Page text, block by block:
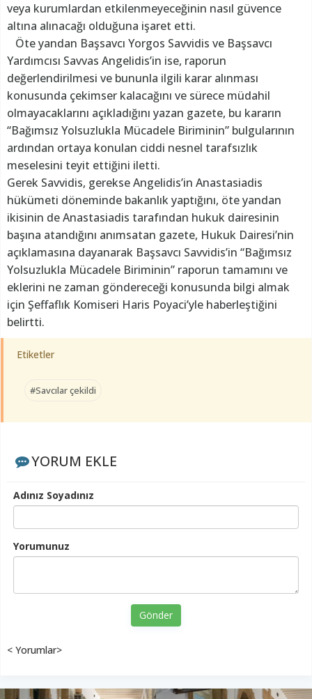
veya kurumlardan etkilenmeyeceğinin nasıl güvence
altına alınacağı olduğuna işaret etti.
Öte yandan Başsavcı Yorgos Savvidis ve Başsavcı
Yardımcısı Savvas Angelidis’in ise, raporun
değerlendirilmesi ve bununla ilgili karar alınması
konusunda çekimser kalacağını ve sürece müdahil
olmayacaklarını açıkladığını yazan gazete, bu kararın
“Bağımsız Yolsuzlukla Mücadele Biriminin” bulgularının
ardından ortaya konulan ciddi nesnel tarafsızlık
meselesini teyit ettiğini iletti.
Gerek Savvidis, gerekse Angelidis’in Anastasiadis
hükümeti döneminde bakanlık yaptığını, öte yandan
ikisinin de Anastasiadis tarafından hukuk dairesinin
başına atandığını anımsatan gazete, Hukuk Dairesi’nin
açıklamasına dayanarak Başsavcı Savvidis’in “Bağımsız
Yolsuzlukla Mücadele Biriminin” raporun tamamını ve
eklerini ne zaman göndereceği konusunda bilgi almak
için Şeffaflık Komiseri Haris Poyaci’yle haberleştiğini
belirtti.
Etiketler
#Savcılar çekildi
YORUM EKLE
Adınız Soyadınız
Yorumunuz
Gönder
< Yorumlar>